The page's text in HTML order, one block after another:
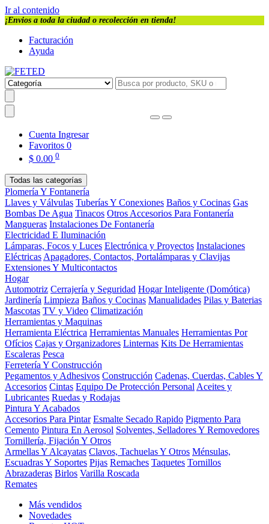
Ir al contenido
¡Envios a toda la ciudad o recolección en tienda!
Facturación
Ayuda
Cuenta Ingresar
Favoritos 0
$ 0.00 0
Todas las categorías
Plomería Y Fontanería
Llaves y Válvulas Tuberías Y Conexiones Baños y Cocinas Gas
Bombas De Agua Tinacos Otros Accesorios Para Fontanería
Mangueras Instalaciones De Fontanería
Electricidad E Iluminación
Lámparas, Focos y Luces Electrónica y Proyectos Instalaciones
Eléctricas Apagadores, Contactos, Portalámparas y Clavijas
Extensiones Y Multicontactos
Hogar
Automotriz Cerrajería y Seguridad Hogar Inteligente (Domótica)
Jardinería Limpieza Baños y Cocinas Manualidades Pilas y Baterias
Mascotas TV y Video Climatización
Herramientas y Maquinas
Herramienta Eléctrica Herramientas Manuales Herramientas Por
Ofícios Cajas y Organizadores Linternas Kits De Herramientas
Escaleras Pesca
Ferretería Y Construcción
Pegamentos y Adhesivos Construcción Cadenas, Cuerdas, Cables Y
Accesorios Cintas Equipo De Protección Personal Aceites y
Lubricantes Ruedas y Rodajas
Pintura Y Acabados
Accesorios Para Pintar Esmalte Secado Rapido Pigmento Para
Cemento Pintura En Aerosol Solventes, Selladores Y Removedores
Tornillería, Fijación Y Otros
Armellas Y Alcayatas Clavos, Tachuelas Y Otros Ménsulas,
Escuadras Y Soportes Pijas Remaches Taquetes Tornillos
Abrazaderas Birlos Varilla Roscada
Remates
Más vendidos
Novedades